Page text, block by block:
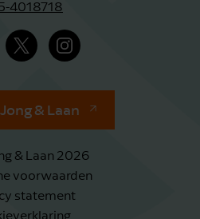
4018718
& Laan
& Laan 2026
voorwaarden
statement